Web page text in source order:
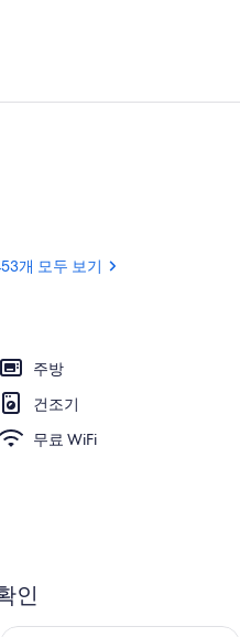
개 모두 보기
주방
건조기
무료 WiFi
인